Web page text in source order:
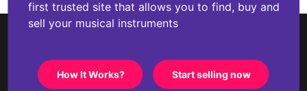
first trusted site that allows you to find, buy and
sell your musical instruments
How It Works? Start selling now